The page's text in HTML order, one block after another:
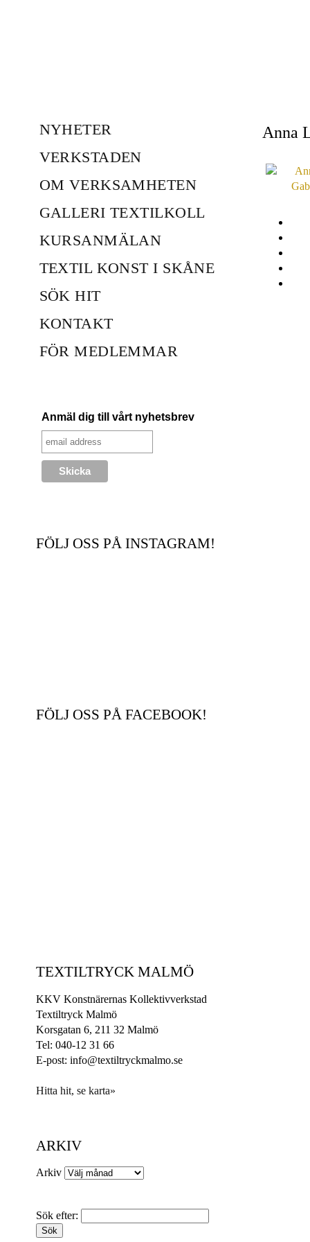
Anna
NYHETER
VERKSTADEN
OM VERKSAMHETEN
GALLERI TEXTILKOLL
KURSANMÄLAN
TEXTIL KONST I SKÅNE
SÖK HIT
KONTAKT
FÖR MEDLEMMAR
Anmäl dig till vårt nyhetsbrev
FÖLJ OSS PÅ INSTAGRAM!
FÖLJ OSS PÅ FACEBOOK!
TEXTILTRYCK MALMÖ
KKV Konstnärernas Kollektivverkstad
Textiltryck Malmö
Korsgatan 6, 211 32 Malmö
Tel: 040-12 31 66
E-post: info@textiltryckmalmo.se
Hitta hit, se karta»
ARKIV
Arkiv
Sök efter: